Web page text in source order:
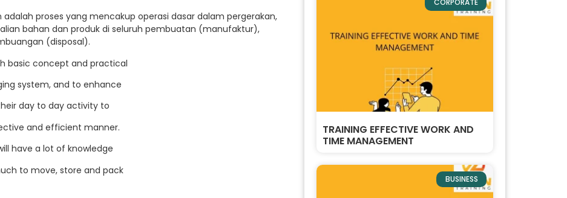
adalah proses yang mencakup operasi dasar dalam pergerakan,
bahan dan produk di seluruh pembuatan (manufaktur),
(disposal).
basic concept and practical
system, and to enhance
day to day activity to
and efficient manner.
have a lot of knowledge
to move, store and pack
CORPORATE
TRAINING EFFECTIVE WORK AND
TIME MANAGEMENT
BUSINESS